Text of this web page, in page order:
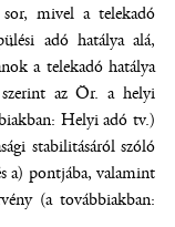
mivel a telekadó
adó hatálya alá,
a telekadó hatálya
az Ör. a helyi
Helyi adó tv.)
stabilitásáról szóló
a) pontjába, valamint
(a továbbiakban: